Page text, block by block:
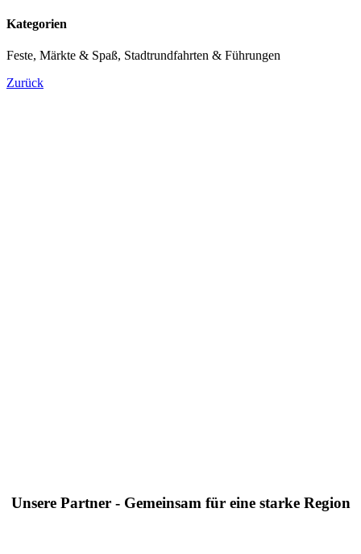
Kategorien
Feste, Märkte & Spaß, Stadtrundfahrten & Führungen
Zurück
Unsere Partner - Gemeinsam für eine starke Region